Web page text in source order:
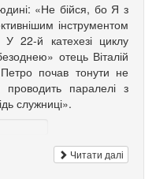
«Не бійся, бо Я з
інструментом
У 22-й катехезі циклу
отець Віталій
почав тонути не
паралелі з
служниці».
Читати далі